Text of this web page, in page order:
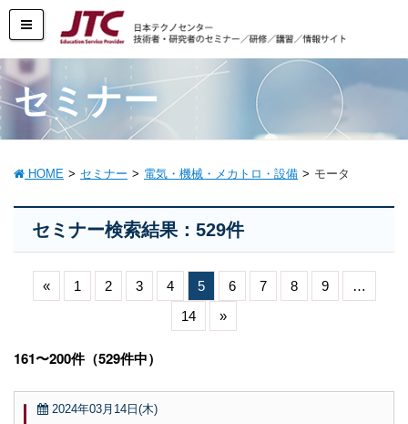
セミナー
HOME セミナー 電気・機械・メカトロ・設備 モータ
セミナー検索結果：529件
« 1 2 3 4 5 6 7 8 9
…
14
»
161〜200件（529件中）
2024年03月14日(木)